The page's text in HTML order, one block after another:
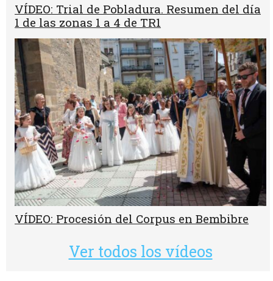
VÍDEO: Trial de Pobladura. Resumen del día
1 de las zonas 1 a 4 de TR1
VÍDEO: Procesión del Corpus en Bembibre
Ver todos los vídeos